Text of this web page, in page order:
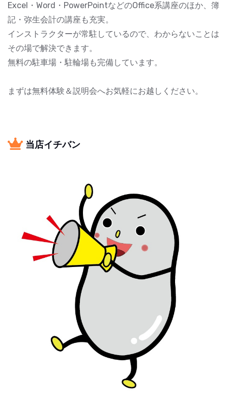
Excel・Word・PowerPointなどのOffice系講座のほか、簿
記・弥生会計の講座も充実。
インストラクターが常駐しているので、わからないことは
その場で解決できます。
無料の駐車場・駐輪場も完備しています。
まずは無料体験＆説明会へお気軽にお越しください。
当店イチバン